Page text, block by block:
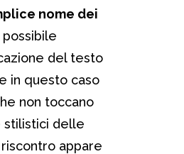
nome dei
possibile
del testo
in questo caso
non toccano
stilistici delle
riscontro appare